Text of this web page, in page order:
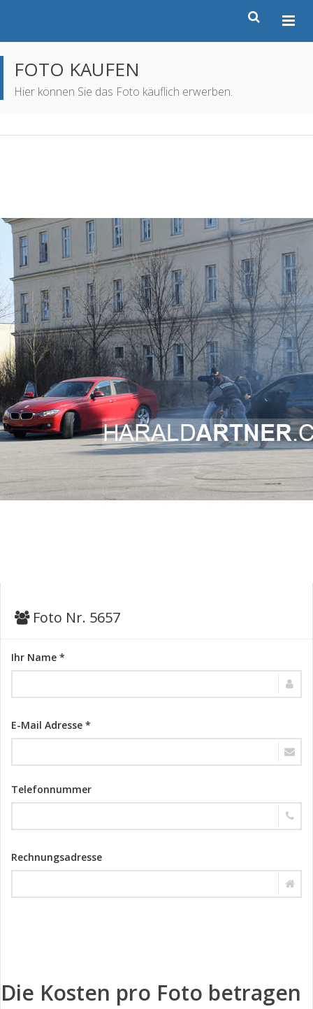
FOTO KAUFEN
Hier können Sie das Foto käuflich erwerben.
Foto Nr. 5657
Ihr Name *
E-Mail Adresse *
Telefonnummer
Rechnungsadresse
Die Kosten pro Foto betragen